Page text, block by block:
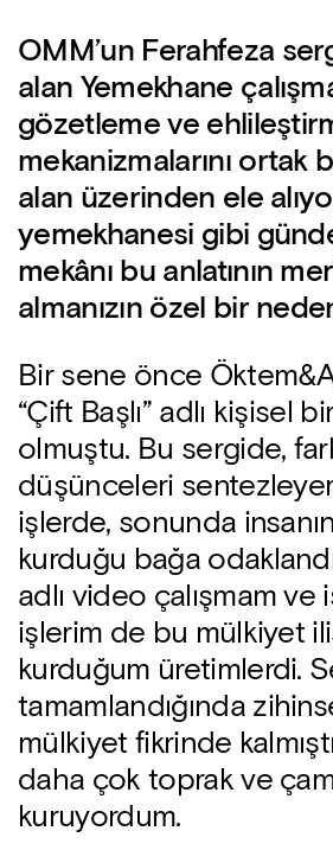
OMM’un Ferahfeza
alan Yemekhane
gözetleme ve
mekanizmalarını ortak
alan üzerinden ele
yemekhanesi gibi
mekânı bu anlatının
almanızın özel bir
Bir sene önce
“Çift Başlı” adlı kişisel
olmuştu. Bu sergide,
düşünceleri
işlerde, sonunda
kurduğu bağa
adlı video çalışmam ve
işlerim de bu mülkiyet
kurduğum üretimlerdi.
tamamlandığında
mülkiyet fikrinde
daha çok toprak ve
kuruyordum.